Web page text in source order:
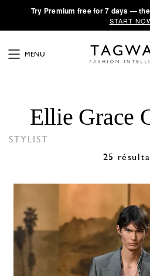
·Try Premium free for 7 days —
START
MENU
Ellie Grace
STYLIST
25